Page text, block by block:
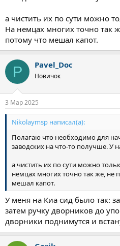
а чистить их по сути можно
На немцах многих точно так
потому что мешал капот.
P Pavel_Doc
Новичок
3 Мар 2025
Nikolaymsp написал(а):
Полагаю что необходимо для
заводских на что-то получше. У
а чистить их по сути можно
немцах многих точно так же, не
мешал капот.
У меня на Киа сид было так:
затем ручку дворников до
дворники поднимутся и